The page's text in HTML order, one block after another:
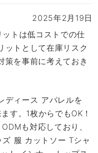
2025年2月19日
トは低コストでの仕
ットとして在庫リスク
策を事前に考えておき
ディース アパレルを
す。1枚からでもOK！
も対応しており、
服 カットソー Tシャ